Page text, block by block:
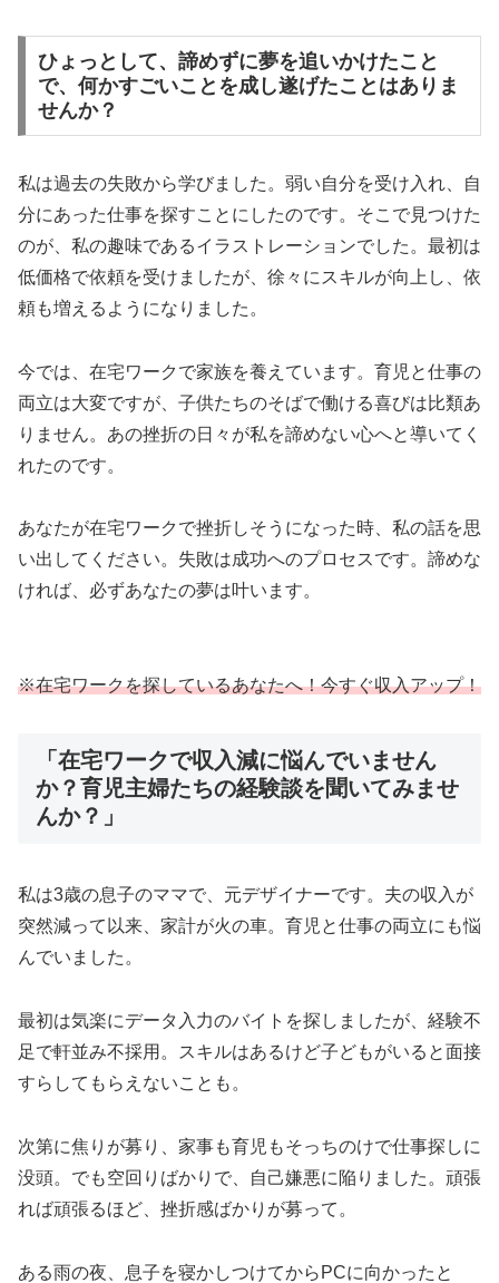
ひょっとして、諦めずに夢を追いかけたこと
で、何かすごいことを成し遂げたことはありま
せんか？
私は過去の失敗から学びました。弱い自分を受け入れ、自
分にあった仕事を探すことにしたのです。そこで見つけた
のが、私の趣味であるイラストレーションでした。最初は
低価格で依頼を受けましたが、徐々にスキルが向上し、依
頼も増えるようになりました。
今では、在宅ワークで家族を養えています。育児と仕事の
両立は大変ですが、子供たちのそばで働ける喜びは比類あ
りません。あの挫折の日々が私を諦めない心へと導いてく
れたのです。
あなたが在宅ワークで挫折しそうになった時、私の話を思
い出してください。失敗は成功へのプロセスです。諦めな
ければ、必ずあなたの夢は叶います。
※在宅ワークを探しているあなたへ！今すぐ収入アップ！
「在宅ワークで収入減に悩んでいません
か？育児主婦たちの経験談を聞いてみませ
んか？」
私は3歳の息子のママで、元デザイナーです。夫の収入が
突然減って以来、家計が火の車。育児と仕事の両立にも悩
んでいました。
最初は気楽にデータ入力のバイトを探しましたが、経験不
足で軒並み不採用。スキルはあるけど子どもがいると面接
すらしてもらえないことも。
次第に焦りが募り、家事も育児もそっちのけで仕事探しに
没頭。でも空回りばかりで、自己嫌悪に陥りました。頑張
れば頑張るほど、挫折感ばかりが募って。
ある雨の夜、息子を寝かしつけてからPCに向かったと